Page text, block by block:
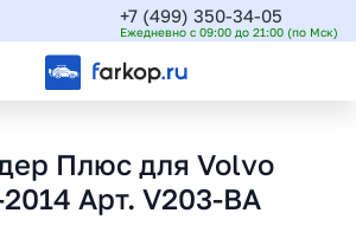
+7 (499) 350-34-05
Ежедневно с 09:00 до 21:00 (по Мск)
Плюс для Volvo
Арт. V203-BA